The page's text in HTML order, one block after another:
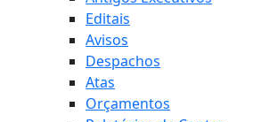
Editais
Avisos
Despachos
Atas
Orçamentos